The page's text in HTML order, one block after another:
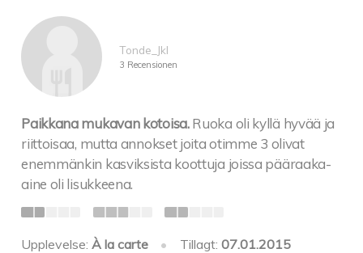
Tonde_Jkl
3 Recensionen
Paikkana mukavan kotoisa. Ruoka oli kyllä hyvää ja
riittoisaa, mutta annokset joita otimme 3 olivat
enemmänkin kasviksista koottuja joissa pääraaka-
aine oli lisukkeena.
Upplevelse:À la carte • Tillagt: 07.01.2015